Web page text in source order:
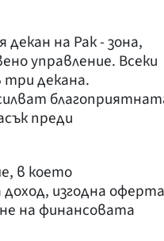
на Рак - зона,
управление. Всеки
три декана.
преди
в което
изгодна
на финансовата